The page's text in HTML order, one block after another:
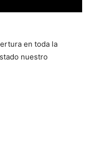
en toda la
nuestro